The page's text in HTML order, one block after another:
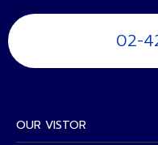
02-
OUR VISTOR